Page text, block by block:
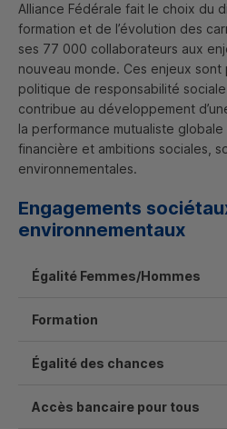
Alliance Fédérale fait le choix du
formation et de l’évolution des
ses 77 000 collaborateurs aux
nouveau monde. Ces enjeux
politique de responsabilité
contribue au développement
la performance mutualiste
financière et ambitions sociales,
environnementales.
Engagements
environnementaux
Égalité Femmes/Hommes
Formation
Égalité des chances
Accès bancaire pour tous